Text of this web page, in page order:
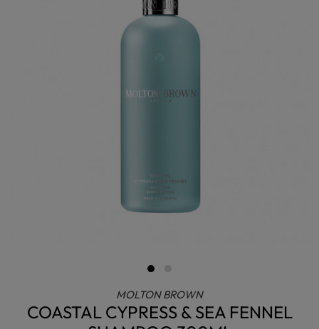
MOLTON BROWN
COASTAL CYPRESS & SEA FENNEL